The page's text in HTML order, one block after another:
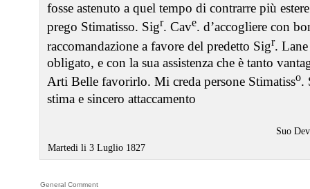
fosse astenuto a quel tempo di contrarre più
prego Stimatisso. Sigr. Cave. d’accogliere con
raccomandazione a favore del predetto Sigr.
obligato, e con la sua assistenza che è tanto
Arti Belle favorirlo. Mi creda persone Stimatisso.
stima e sincero attaccamento
Suo
Martedi li 3 Luglio 1827
General Comment